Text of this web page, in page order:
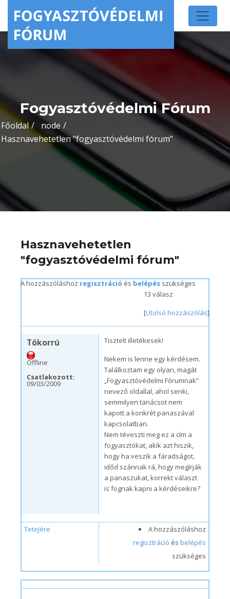
Fogyasztóvédelmi Fórum
Főoldal
node
Hasznavehetetlen "fogyasztóvédelmi fórum"
Hasznavehetetlen
"fogyasztóvédelmi fórum"
A hozzászóláshoz regisztráció és belépés szükséges
13 válasz
[Utolsó hozzászólás]
Tökorrú
Offline
Csatlakozott:
09/03/2009
Tisztelt illetékesek!
Nekem is lenne egy kérdésem.
Találkoztam egy olyan, magát
„Fogyasztóvédelmi Fórumnak”
nevező oldallal, ahol senki,
semmilyen tanácsot nem
kapott a konkrét panaszával
kapcsolatban.
Nem téveszti meg ez a cím a
fogyasztókat, akik azt hiszik,
hogy ha veszik a fáradságot,
időd szánnak rá, hogy megírják
a panaszukat, korrekt választ
is fognak kapni a kérdéseikre?
Tetejére
A hozzászóláshoz
regisztráció és belépés
szükséges